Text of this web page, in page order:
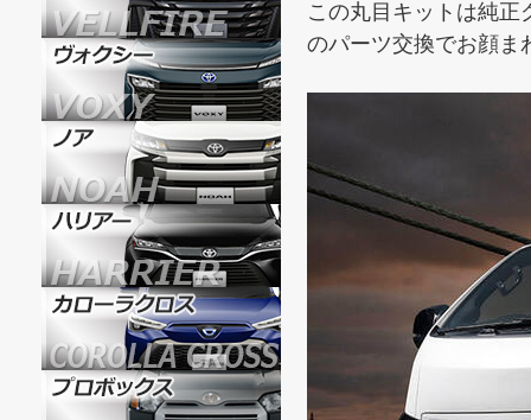
この丸目キットは純正
のパーツ交換でお顔ま